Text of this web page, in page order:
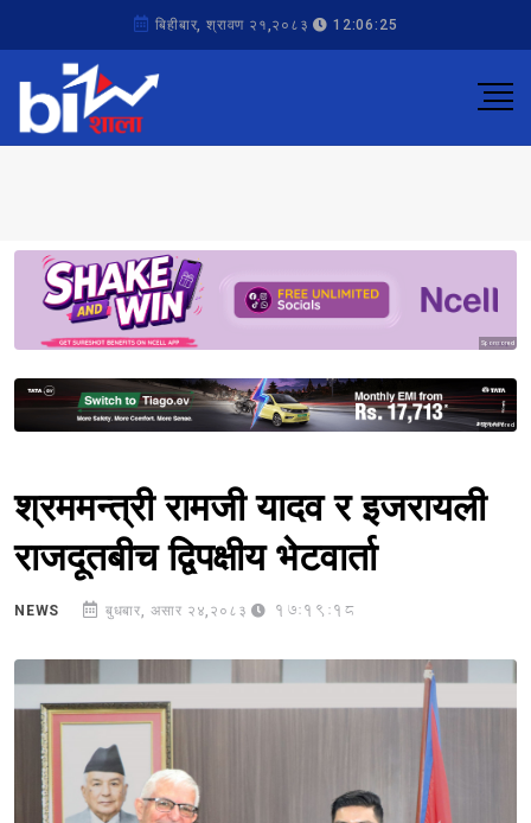
बिहीबार, श्रावण २१,२०८३ 12:06:25
Sponsored
Sponsored
श्रममन्त्री रामजी यादव र इजरायली
राजदूतबीच द्विपक्षीय भेटवार्ता
NEWS बुधबार, असार २४,२०८३ 17:19:18